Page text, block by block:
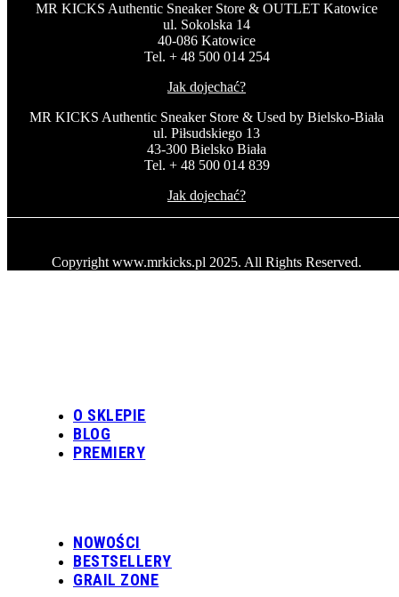
MR KICKS Authentic Sneaker Store & OUTLET Katowice
ul. Sokolska 14
40-086 Katowice
Tel. + 48 500 014 254
Jak dojechać?
MR KICKS Authentic Sneaker Store & Used by Bielsko-Biała
ul. Piłsudskiego 13
43-300 Bielsko Biała
Tel. + 48 500 014 839
Jak dojechać?
Copyright www.mrkicks.pl 2025. All Rights Reserved.
O SKLEPIE
BLOG
PREMIERY
NOWOŚCI
BESTSELLERY
GRAIL ZONE